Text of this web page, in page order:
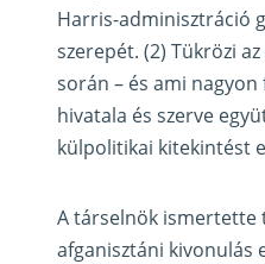
Harris-adminisztráció
szerepét. (2) Tükrözi
során – és ami
hivatala és szerve
külpolitikai kitekintést
A társelnök ismertette
afganisztáni kivonulás